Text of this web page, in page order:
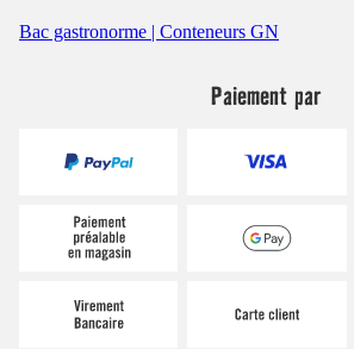
Bac gastronorme | Conteneurs GN
Paiement par